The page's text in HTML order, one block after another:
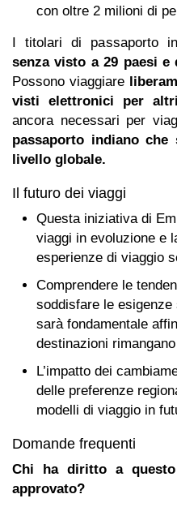
con oltre 2 milioni di
I titolari di passaporto
senza visto a 29 paesi e
Possono viaggiare
visti elettronici per
ancora necessari per
passaporto indiano
livello globale.
Il futuro dei viaggi
Questa iniziativa di
viaggi in evoluzione e
esperienze di viaggio
Comprendere le
soddisfare le
sarà fondamentale
destinazioni
L’impatto dei
delle preferenze
modelli di viaggio in
Domande frequenti
Chi ha diritto a
approvato?